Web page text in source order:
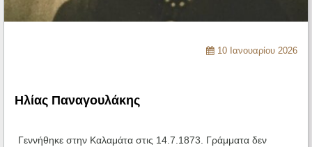
Ηχητικά
10 Ιανουαρίου 2026
Ηλίας Παναγουλάκης
Γεννήθηκε στην Καλαμάτα στις 14.7.1873. Γράμματα δεν